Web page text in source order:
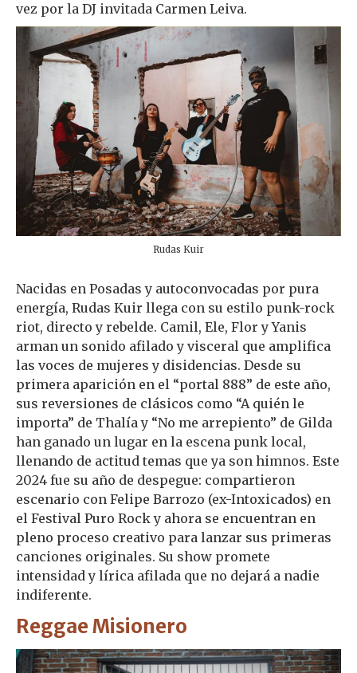
vez por la DJ invitada Carmen Leiva.
Rudas Kuir
Nacidas en Posadas y autoconvocadas por pura
energía, Rudas Kuir llega con su estilo punk-rock
riot, directo y rebelde. Camil, Ele, Flor y Yanis
arman un sonido afilado y visceral que amplifica
las voces de mujeres y disidencias. Desde su
primera aparición en el “portal 888” de este año,
sus reversiones de clásicos como “A quién le
importa” de Thalía y “No me arrepiento” de Gilda
han ganado un lugar en la escena punk local,
llenando de actitud temas que ya son himnos. Este
2024 fue su año de despegue: compartieron
escenario con Felipe Barrozo (ex-Intoxicados) en
el Festival Puro Rock y ahora se encuentran en
pleno proceso creativo para lanzar sus primeras
canciones originales. Su show promete
intensidad y lírica afilada que no dejará a nadie
indiferente.
Reggae Misionero